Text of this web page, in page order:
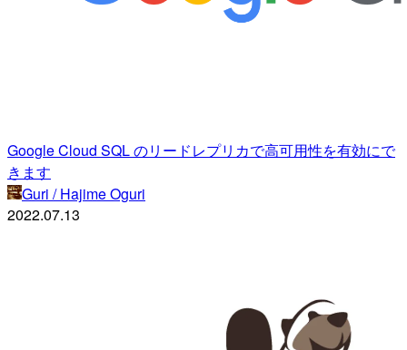
Google Cloud SQL のリードレプリカで高可用性を有効にで
きます
Guri / Hajime Oguri
2022.07.13